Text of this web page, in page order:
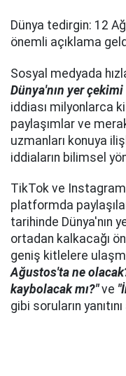
Dünya tedirgin: 12
önemli açıklama
Sosyal medyada
Dünya'nın yer
iddiası milyonlarca
paylaşımlar ve
uzmanları konuya
iddiaların bilimsel
TikTok ve
platformda
tarihinde Dünya'nın
ortadan kalkacağı
geniş kitlelere
Ağustos'ta ne
kaybolacak mı?"ve
gibi soruların